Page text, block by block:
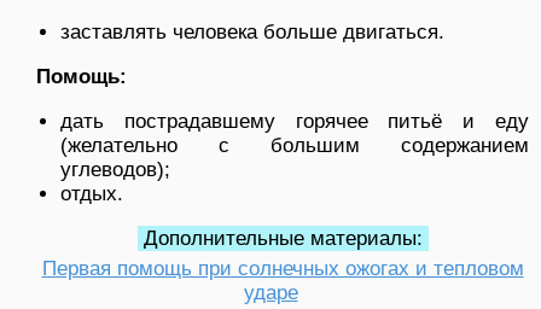
заставлять человека больше двигаться.
Помощь:
дать пострадавшему горячее питьё и еду
(желательно с большим содержанием
углеводов);
отдых.
Дополнительные материалы:
Первая помощь при солнечных ожогах и тепловом
ударе